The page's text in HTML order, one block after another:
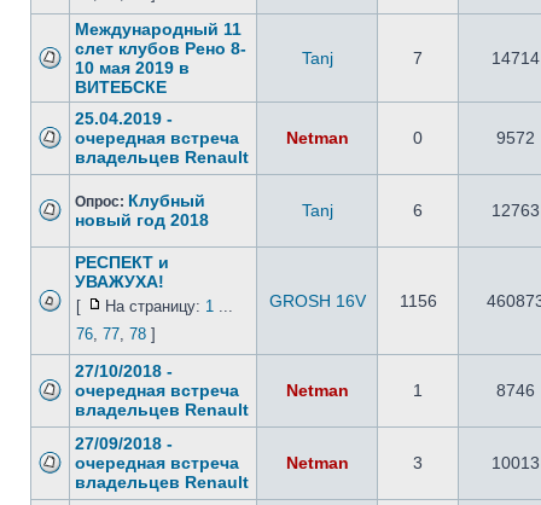
Международный 11
слет клубов Рено 8-
10 мая 2019 в
ВИТЕБСКЕ
Tanj 7 14714
25.04.2019 -
очередная встреча
владельцев Renault
Netman 0 9572
Опрос: Клубный
новый год 2018
Tanj 6 12763
РЕСПЕКТ и
УВАЖУХА!
[ На страницу: 1 ...
76, 77, 78 ]
GROSH 16V 1156
27/10/2018 -
очередная встреча
владельцев Renault
Netman 1 8746
27/09/2018 -
очередная встреча
владельцев Renault
Netman 3 10013